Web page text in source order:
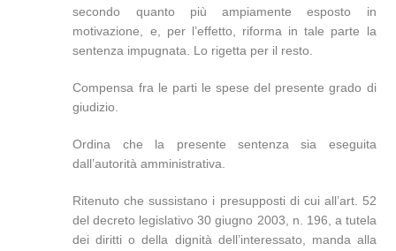
secondo quanto più ampiamente esposto in
motivazione, e, per l’effetto, riforma in tale parte la
sentenza impugnata. Lo rigetta per il resto.
Compensa fra le parti le spese del presente grado di
giudizio.
Ordina che la presente sentenza sia eseguita
dall’autorità amministrativa.
Ritenuto che sussistano i presupposti di cui all’art. 52
del decreto legislativo 30 giugno 2003, n. 196, a tutela
dei diritti o della dignità dell’interessato, manda alla